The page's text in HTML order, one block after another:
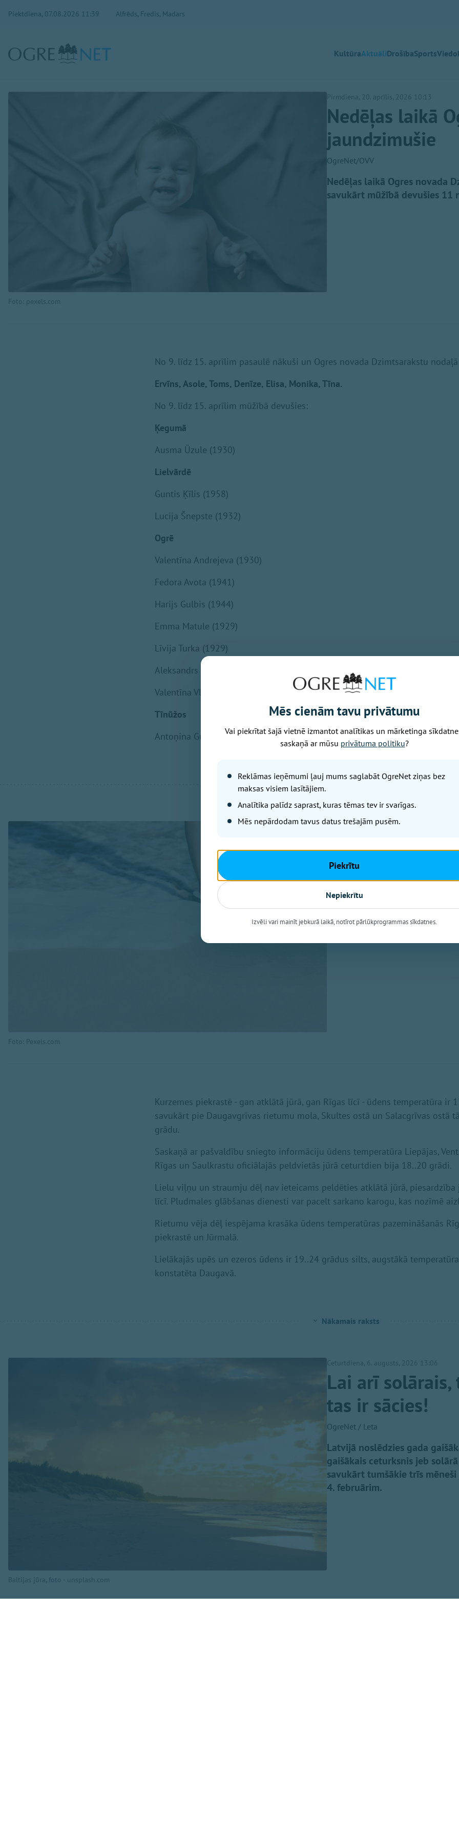
Piektdiena, 07.08.2026 11:39 Alfrēds, Fredis, Madars
KultūraAktuāliDrošībaSports
Foto: pexels.com
Pirmdiena, 20. aprīlis, 2026 10:13
Nedēļas laikā
jaundzimušie
OgreNet/OVV
Nedēļas laikā Ogres novada
savukārt mūžībā devušies 11
No 9. līdz 15. aprīlim pasaulē nākuši un Ogres novada Dzimtsarakstu
Ervīns, Asole, Toms, Denīze, Elisa, Monika, Tīna.
No 9. līdz 15. aprīlim mūžībā devušies:
Ķegumā
Ausma Ūzule (1930)
Lielvārdē
Guntis Ķīlis (1958)
Lucija Šnepste (1932)
Ogrē
Valentīna Andrejeva (1930)
Fedora Avota (1941)
Harijs Gulbis (1944)
Emma Matule (1929)
Līvija Turka (1929)
Aleksandrs Uļjanovs (1948)
Valentīna Vladimiroviča (-)
Tīnūžos
Antoņina Gudkova (1925)
Foto: Pexels.com
Piektdiena, 7. augusts, 2026 09:08
Pirms dodies
ir siltāka un
Leta
Ūdens temperatūra Latvijas
aptuveni 21 grādam
Kurzemes piekrastē - gan atklātā jūrā, gan Rīgas līcī - ūdens temperatūra ir
savukārt pie Daugavgrīvas rietumu mola, Skultes ostā un Salacgrīvas ostā
grādu.
Saskaņā ar pašvaldību sniegto informāciju ūdens temperatūra Liepājas,
Rīgas un Saulkrastu oficiālajās peldvietās jūrā ceturtdien bija 18..20 grādi.
Lielu viļņu un straumju dēļ nav ieteicams peldēties atklātā jūrā, piesardzība
līcī. Pludmales glābšanas dienesti var pacelt sarkano karogu, kas nozīmē
Rietumu vēja dēļ iespējama krasāka ūdens temperatūras pazemināšanās
piekrastē un Jūrmalā.
Lielākajās upēs un ezeros ūdens ir 19..24 grādus silts, augstākā
konstatēta Daugavā.
Nākamais raksts
Baltijas jūra, foto - unsplash.com
Ceturtdiena, 6. augusts, 2026 13:06
Lai arī
tas ir sācies!
OgreNet / Leta
Latvijā noslēdzies gada
gaišākais ceturksnis jeb
savukārt tumšākie trīs
4. februārim.
Mēs cienām tavu privātumu
Vai piekrītat šajā vietnē izmantot analītikas un mārketinga
saskaņā ar mūsu privātuma politiku?
Reklāmas ieņēmumi ļauj mums saglabāt OgreNet ziņas bez
maksas visiem lasītājiem.
Analītika palīdz saprast, kuras tēmas tev ir svarīgas.
Mēs nepārdodam tavus datus trešajām pusēm.
Piekrītu
Nepiekrītu
Izvēli vari mainīt jebkurā laikā, notīrot pārlūkprogrammas sīkdatnes.